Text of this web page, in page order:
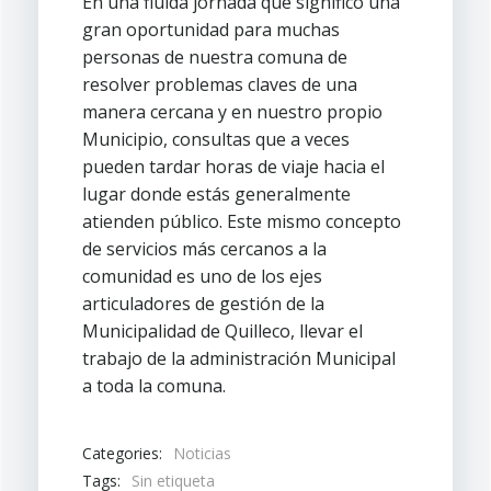
gran oportunidad para muchas
personas de nuestra comuna de
resolver problemas claves de una
manera cercana y en nuestro propio
Municipio, consultas que a veces
pueden tardar horas de viaje hacia el
lugar donde estás generalmente
atienden público. Este mismo concepto
de servicios más cercanos a la
comunidad es uno de los ejes
articuladores de gestión de la
Municipalidad de Quilleco, llevar el
trabajo de la administración Municipal
a toda la comuna.
Categories:
Noticias
Tags:
Sin etiqueta